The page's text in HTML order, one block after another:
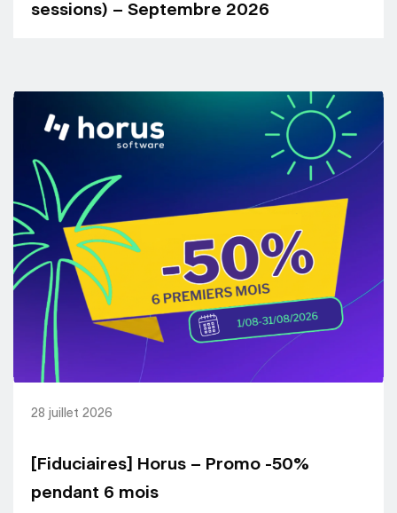
sessions) – Septembre 2026
[Fiduciaires] Horus – Promo -50%
pendant 6 mois
28 juillet 2026